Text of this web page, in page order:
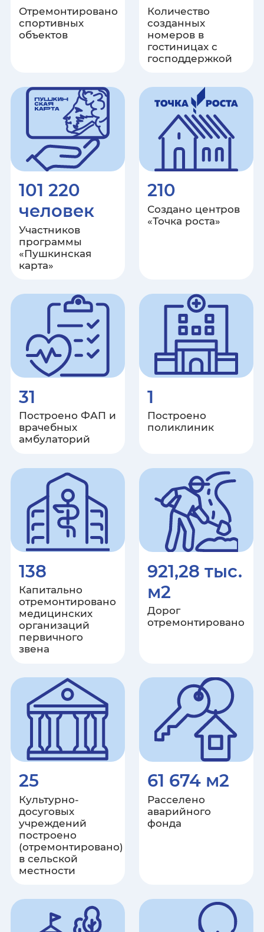
Орловская область
Пензенская область
Пермский край
Приморский край
Псковская область
Ростовская область
Рязанская область
Самарская область
Санкт-Петербург
Саратовская область
Республика Саха (Якутия)
Сахалинская область
Свердловская область
Севастополь
Алания
Смоленская область
Ставропольский край
Республика Татарстан
Тверская область
Томская область
Тульская область
Республика Тыва
Тюменская область
Удмуртская Республика
Ульяновская область
Хабаровский край
Республика Хакасия
Ханты-Мансийский автономный
округ – Югра
Отремонтировано
спортивных
объектов
Количество
созданных
номеров в
гостиницах с
господдержкой
101 220
человек
Участников
программы
«Пушкинская
карта»
210
Создано центров
«Точка роста»
31
Построено ФАП и
врачебных
амбулаторий
1
Построено
поликлиник
138
Капитально
отремонтировано
медицинских
организаций
первичного
звена
921,28 тыс.
м2
Дорог
отремонтировано
25
Культурно-
досуговых
учреждений
построено
(отремонтировано)
в сельской
местности
61 674 м2
Расселено
аварийного
фонда